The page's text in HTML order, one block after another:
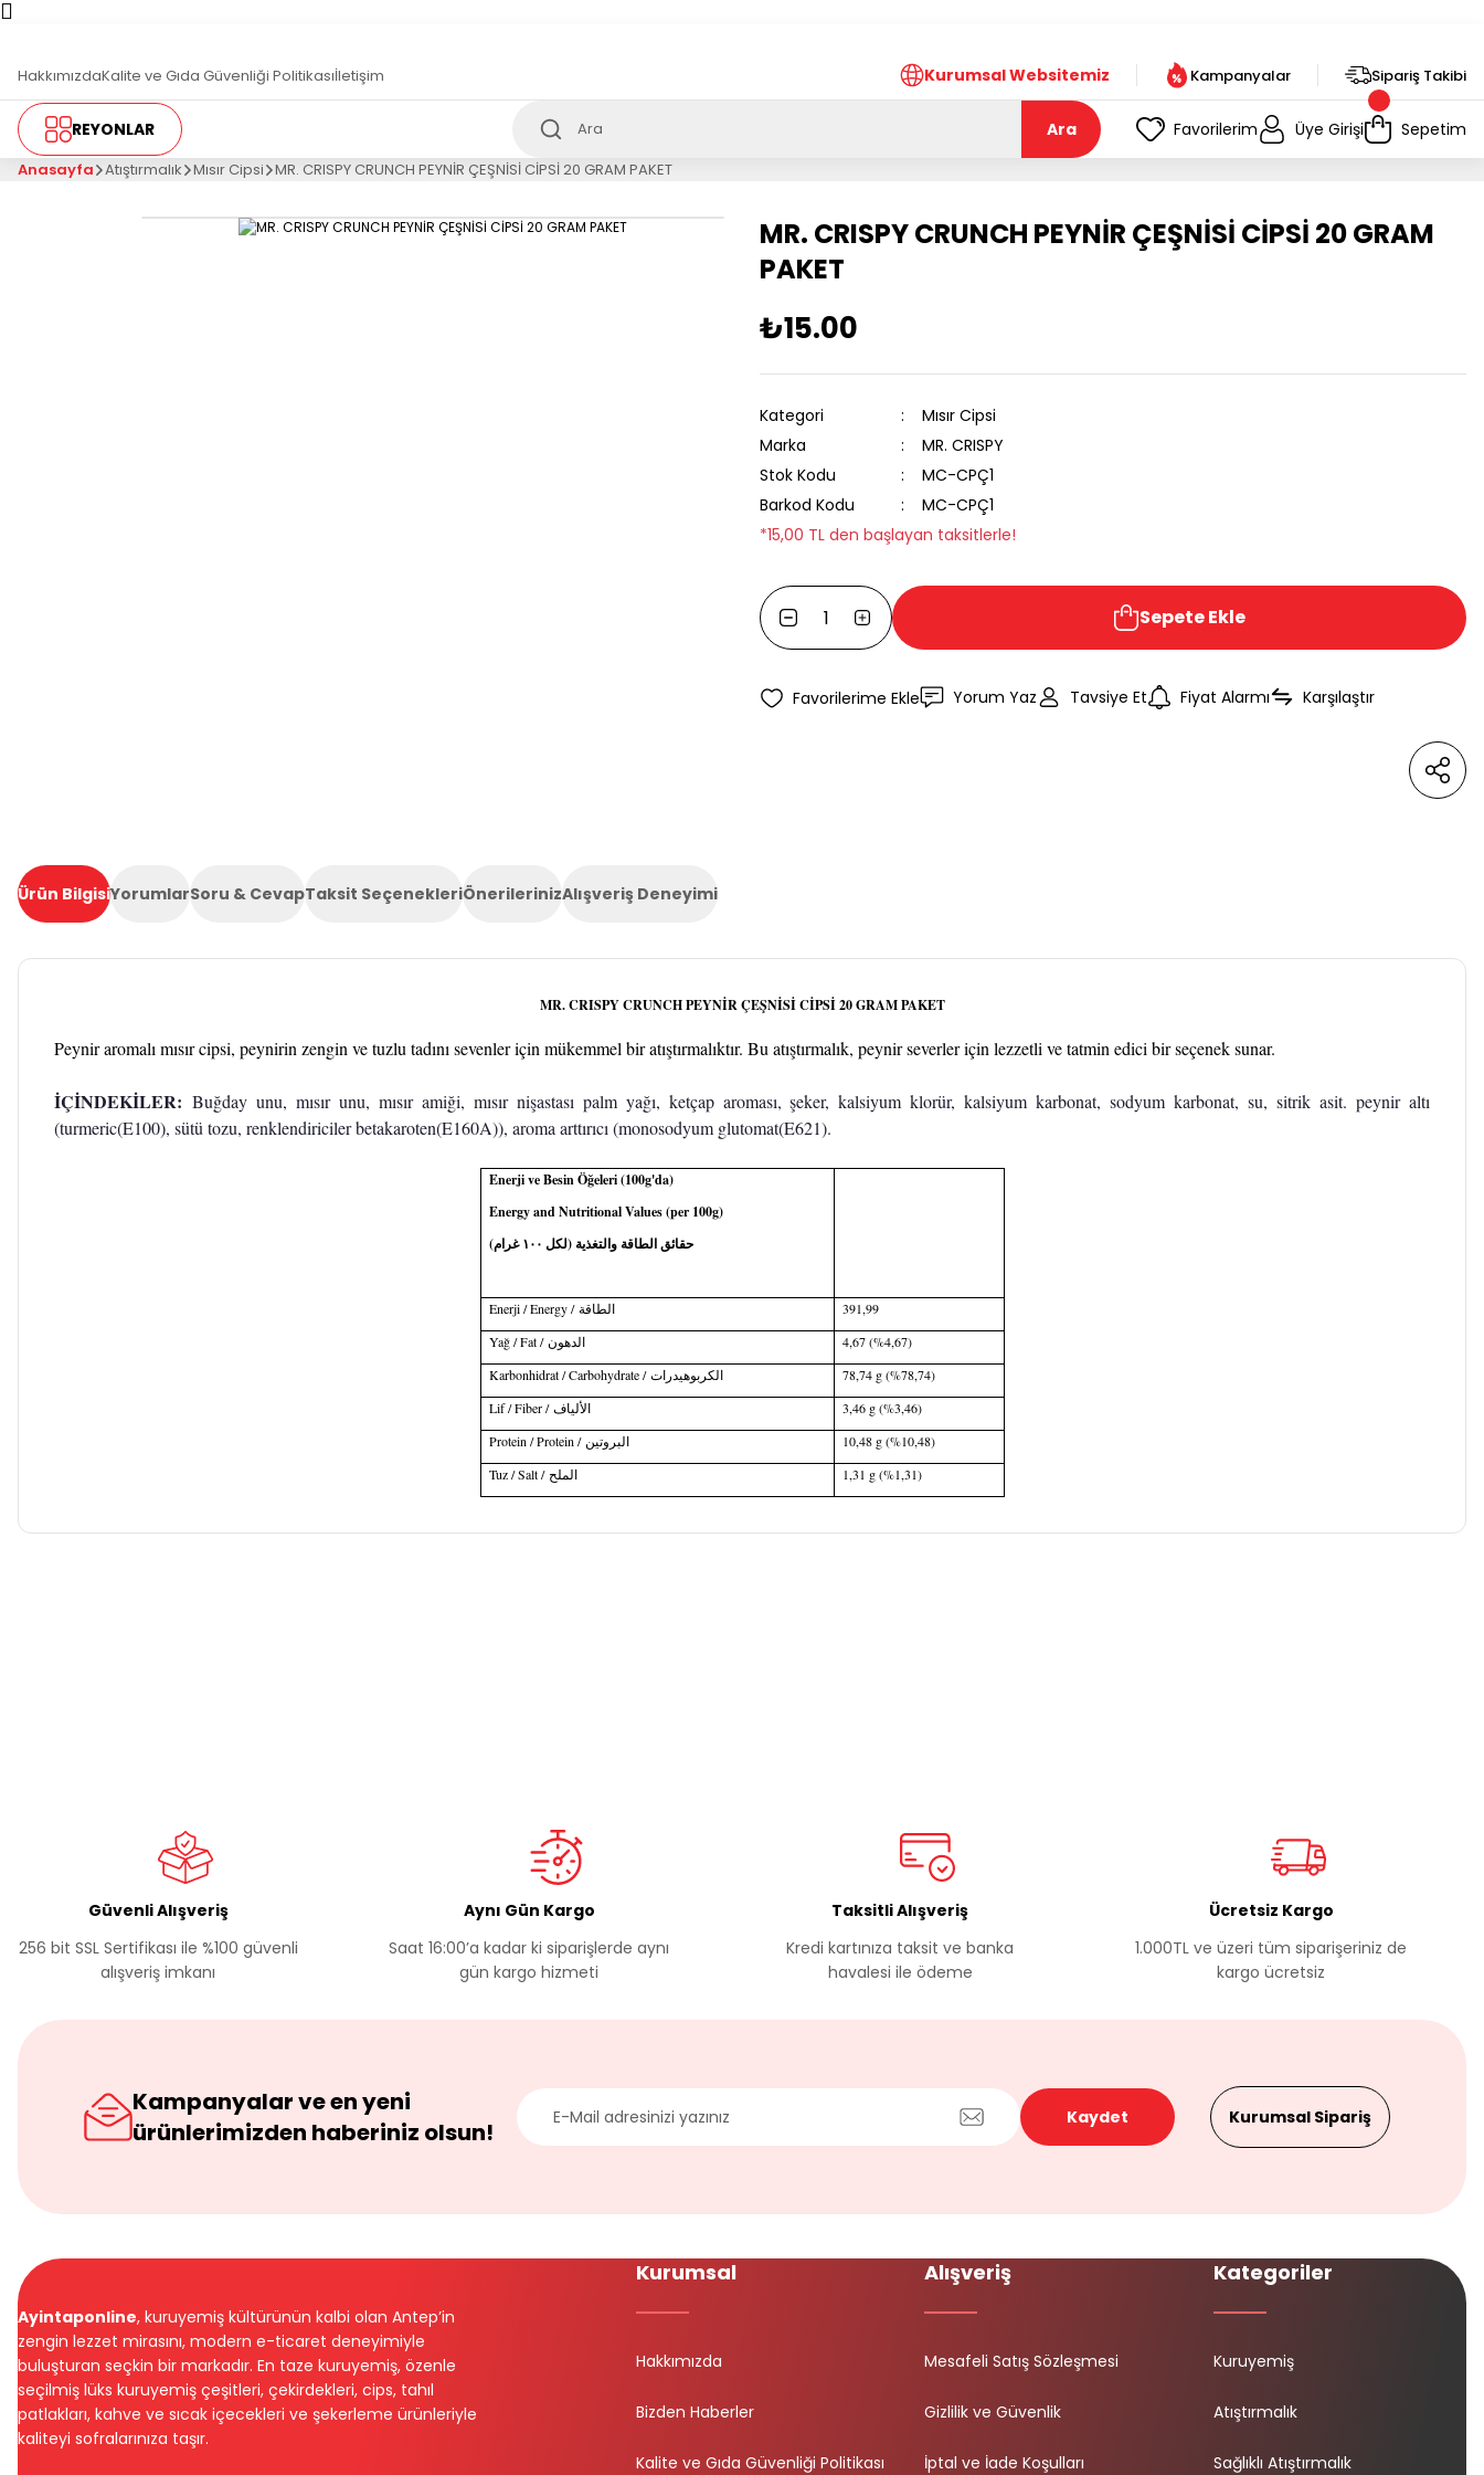
HakkımızdaKalite ve Gıda Güvenliği Politikasıİletişim Kurumsal Websitemiz Kampanyalar Sipariş Takibi
REYONLAR Ara Favorilerim Üye Girişi Sepetim
Anasayfa Atıştırmalık Mısır Cipsi MR. CRISPY CRUNCH PEYNİR ÇEŞNİSİ CİPSİ 20 GRAM PAKET
MR. CRISPY CRUNCH PEYNİR ÇEŞNİSİ CİPSİ 20 GRAM
PAKET
₺15.00
Kategori
Mısır Cipsi
Marka
MR. CRISPY
Stok Kodu
MC-CPÇ1
Barkod Kodu
MC-CPÇ1
*15,00 TL den başlayan taksitlerle!
Sepete Ekle
Yorum Yaz Tavsiye Et Fiyat Alarmı Karşılaştır
Ürün BilgisiYorumlarSoru & CevapTaksit SeçenekleriÖnerilerinizAlışveriş Deneyimi
MR. CRISPY CRUNCH PEYNİR ÇEŞNİSİ CİPSİ 20 GRAM PAKET
Peynir aromalı mısır cipsi, peynirin zengin ve tuzlu tadını sevenler için mükemmel bir atıştırmalıktır. Bu atıştırmalık, peynir severler için lezzetli ve tatmin edici bir seçenek sunar.
İÇİNDEKİLER: Buğday unu, mısır unu, mısır amiği, mısır nişastası palm yağı, ketçap aroması, şeker, kalsiyum klorür, kalsiyum karbonat, sodyum karbonat, su, sitrik asit. peynir altı
(turmeric(E100), sütü tozu, renklendiriciler betakaroten(E160A)), aroma arttırıcı (monosodyum glutomat(E621).
Enerji ve Besin Öğeleri (100g'da)
Energy and Nutritional Values (per 100g)
حقائق الطاقة والتغذية (لكل ١٠٠ غرام)
Enerji / Energy /الطاقة
391,99
Yağ / Fat /الدهون
4,67 (%4,67)
Karbonhidrat / Carbohydrate /الكربوهيدرات 78,74 g (%78,74)
Lif / Fiber /الألياف 3,46 g (%3,46)
Protein / Protein / البروتين 10,48 g (%10,48)
Tuz / Salt / الملح 1,31 g (%1,31)
Güvenli Alışveriş
256 bit SSL Sertifikası ile %100 güvenli
alışveriş imkanı
Aynı Gün Kargo
Saat 16:00’a kadar ki siparişlerde aynı
gün kargo hizmeti
Taksitli Alışveriş
Kredi kartınıza taksit ve banka
havalesi ile ödeme
Ücretsiz Kargo
1.000TL ve üzeri tüm siparişeriniz de
kargo ücretsiz
Kampanyalar ve en yeni
ürünlerimizden haberiniz olsun!
Kaydet Kurumsal Sipariş
Ayintaponline, kuruyemiş kültürünün kalbi olan Antep’in
zengin lezzet mirasını, modern e-ticaret deneyimiyle
buluşturan seçkin bir markadır. En taze kuruyemiş, özenle
seçilmiş lüks kuruyemiş çeşitleri, çekirdekleri, cips, tahıl
patlakları, kahve ve sıcak içecekleri ve şekerleme ürünleriyle
kaliteyi sofralarınıza taşır.
Kurumsal
Hakkımızda
Bizden Haberler
Kalite ve Gıda Güvenliği Politikası
Alışveriş
Mesafeli Satış Sözleşmesi
Gizlilik ve Güvenlik
İptal ve İade Koşulları
Kategoriler
Kuruyemiş
Atıştırmalık
Sağlıklı Atıştırmalık